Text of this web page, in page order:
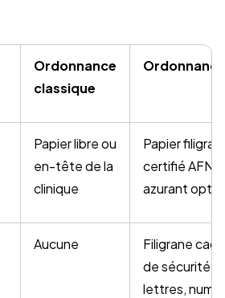
Ordonnance
classique
Papier libre ou
en-tête de la
clinique
Papier
certifié
azurant
Aucune
Filigrane
de sécurité
lettres,